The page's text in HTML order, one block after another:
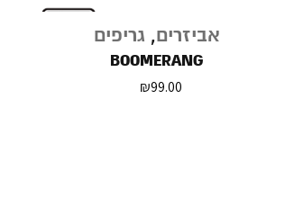
אביזרים, גריפים
BOOMERANG
₪99.00